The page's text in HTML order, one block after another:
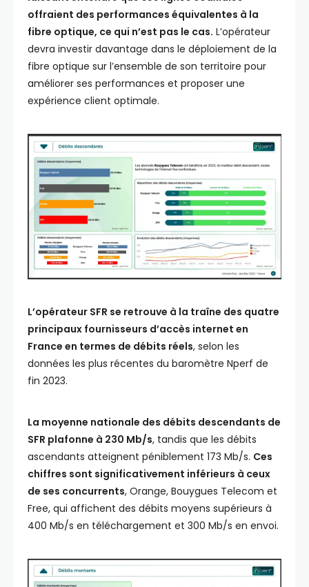
offraient des performances équivalentes à la
fibre optique, ce qui n’est pas le cas. L’opérateur
devra investir davantage dans le déploiement de la
fibre optique sur l’ensemble de son territoire pour
améliorer ses performances et proposer une
expérience client optimale.
L’opérateur SFR se retrouve à la traîne des quatre
principaux fournisseurs d’accès internet en
France en termes de débits réels, selon les
données les plus récentes du baromètre Nperf de
fin 2023.
La moyenne nationale des débits descendants de
SFR plafonne à 230 Mb/s, tandis que les débits
ascendants atteignent péniblement 173 Mb/s. Ces
chiffres sont significativement inférieurs à ceux
de ses concurrents, Orange, Bouygues Telecom et
Free, qui affichent des débits moyens supérieurs à
400 Mb/s en téléchargement et 300 Mb/s en envoi.